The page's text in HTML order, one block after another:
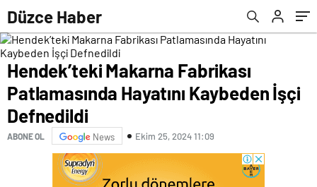
Düzce Haber
Hendek’teki Makarna Fabrikası
Patlamasında Hayatını Kaybeden İşçi
Defnedildi
ABONE OL News Ekim 25, 2024 11:09